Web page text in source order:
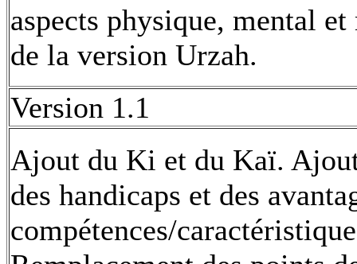
aspects physique, mental
de la version Urzah.
Version 1.1
Ajout du Ki et du Kaï.
des handicaps et des
compétences/